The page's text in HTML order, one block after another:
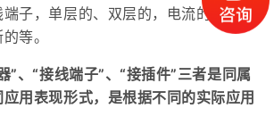
子，单层的、双层的，电流的，电压
等。
”、“接线端子”、“接插件”三者是同属
用表现形式，是根据不同的实际应用